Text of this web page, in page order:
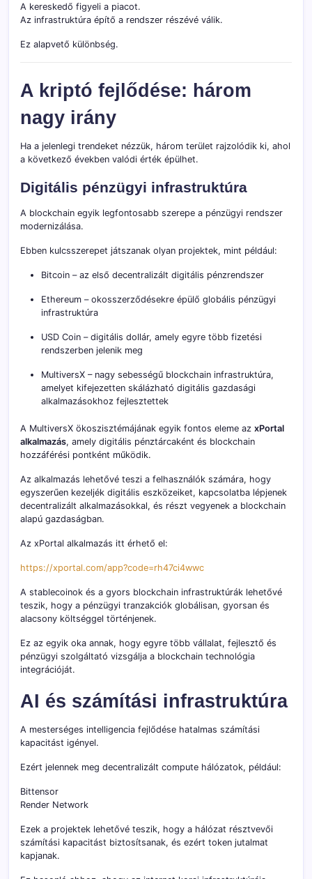
A kereskedő figyeli a piacot.
Az infrastruktúra építő a rendszer részévé válik.
Ez alapvető különbség.
A kriptó fejlődése: három
nagy irány
Ha a jelenlegi trendeket nézzük, három terület rajzolódik ki, ahol
a következő években valódi érték épülhet.
Digitális pénzügyi infrastruktúra
A blockchain egyik legfontosabb szerepe a pénzügyi rendszer
modernizálása.
Ebben kulcsszerepet játszanak olyan projektek, mint például:
Bitcoin – az első decentralizált digitális pénzrendszer
Ethereum – okosszerződésekre épülő globális pénzügyi
infrastruktúra
USD Coin – digitális dollár, amely egyre több fizetési
rendszerben jelenik meg
MultiversX – nagy sebességű blockchain infrastruktúra,
amelyet kifejezetten skálázható digitális gazdasági
alkalmazásokhoz fejlesztettek
A MultiversX ökoszisztémájának egyik fontos eleme az xPortal
alkalmazás, amely digitális pénztárcaként és blockchain
hozzáférési pontként működik.
Az alkalmazás lehetővé teszi a felhasználók számára, hogy
egyszerűen kezeljék digitális eszközeiket, kapcsolatba lépjenek
decentralizált alkalmazásokkal, és részt vegyenek a blockchain
alapú gazdaságban.
Az xPortal alkalmazás itt érhető el:
https://xportal.com/app?code=rh47ci4wwc
A stablecoinok és a gyors blockchain infrastruktúrák lehetővé
teszik, hogy a pénzügyi tranzakciók globálisan, gyorsan és
alacsony költséggel történjenek.
Ez az egyik oka annak, hogy egyre több vállalat, fejlesztő és
pénzügyi szolgáltató vizsgálja a blockchain technológia
integrációját.
AI és számítási infrastruktúra
A mesterséges intelligencia fejlődése hatalmas számítási
kapacitást igényel.
Ezért jelennek meg decentralizált compute hálózatok, például:
Bittensor
Render Network
Ezek a projektek lehetővé teszik, hogy a hálózat résztvevői
számítási kapacitást biztosítsanak, és ezért token jutalmat
kapjanak.